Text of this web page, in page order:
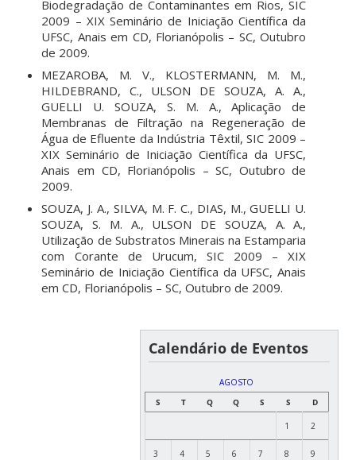
Biodegradação de Contaminantes em Rios, SIC
2009 – XIX Seminário de Iniciação Científica da
UFSC, Anais em CD, Florianópolis – SC, Outubro
de 2009.
MEZAROBA, M. V., KLOSTERMANN, M. M.,
HILDEBRAND, C., ULSON DE SOUZA, A. A.,
GUELLI U. SOUZA, S. M. A., Aplicação de
Membranas de Filtração na Regeneração de
Água de Efluente da Indústria Têxtil, SIC 2009 –
XIX Seminário de Iniciação Científica da UFSC,
Anais em CD, Florianópolis – SC, Outubro de
2009.
SOUZA, J. A., SILVA, M. F. C., DIAS, M., GUELLI U.
SOUZA, S. M. A., ULSON DE SOUZA, A. A.,
Utilização de Substratos Minerais na Estamparia
com Corante de Urucum, SIC 2009 – XIX
Seminário de Iniciação Científica da UFSC, Anais
em CD, Florianópolis – SC, Outubro de 2009.
Calendário de Eventos
AGOSTO
S
T Q Q S S D
1 2
3 4 5 6 7 8 9